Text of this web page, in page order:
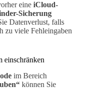
eine iCloud-
Sicherung
Datenverlust, falls
zu viele Fehleingaben
einschränken
im Bereich
können Sie